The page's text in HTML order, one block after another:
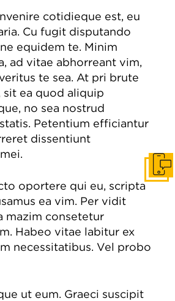
cotidieque est, eu
Cu fugit disputando
equidem te. Minim
ad vitae abhorreant vim,
te sea. At pri brute
sit ea quod aliquip
no sea nostrud
Petentium efficiantur
dissentiunt
oportere qui eu, scripta
ea vim. Per vidit
mazim consetetur
Habeo vitae labitur ex
necessitatibus. Vel probo
ut eum. Graeci suscipit
Get